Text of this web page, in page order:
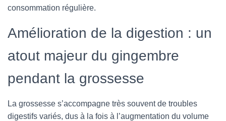
consommation régulière.
Amélioration de la digestion : un
atout majeur du gingembre
pendant la grossesse
La grossesse s’accompagne très souvent de troubles
digestifs variés, dus à la fois à l’augmentation du volume